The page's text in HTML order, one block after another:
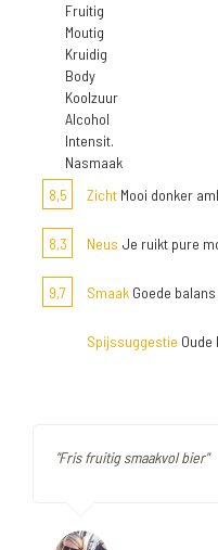
Fruitig
Moutig
Kruidig
Body
Koolzuur
Alcohol
Intensit.
Nasmaak
8,5
Zicht Mooi donker
8,3 Neus Je ruikt pure
9,7 Smaak Goede
Spijssuggestie
"Fris fruitig smaakvol bier"